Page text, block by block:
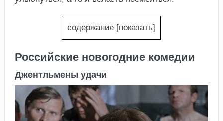
содержание [показать]
Российские новогодние комедии
Джентльмены удачи